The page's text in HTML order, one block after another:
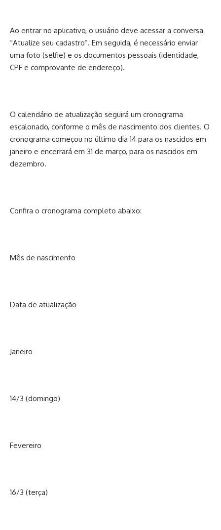
Ao entrar no aplicativo, o usuário deve acessar a conversa
“Atualize seu cadastro”. Em seguida, é necessário enviar
uma foto (selfie) e os documentos pessoais (identidade,
CPF e comprovante de endereço).
O calendário de atualização seguirá um cronograma
escalonado, conforme o mês de nascimento dos clientes. O
cronograma começou no último dia 14 para os nascidos em
janeiro e encerrará em 31 de março, para os nascidos em
dezembro.
Confira o cronograma completo abaixo:
Mês de nascimento
Data de atualização
Janeiro
14/3 (domingo)
Fevereiro
16/3 (terça)